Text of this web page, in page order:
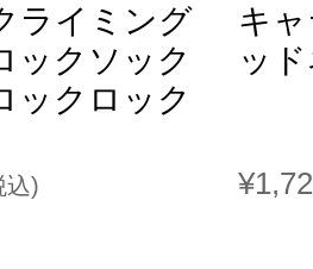
ライミング
ックソック
ックロック
込)
キ
ッ